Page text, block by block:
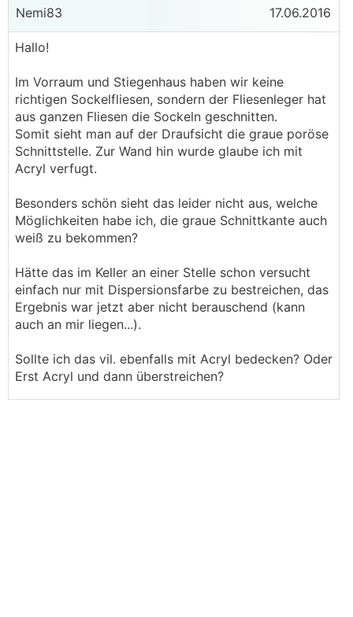
Nemi83 17.06.2016
Hallo!
Im Vorraum und Stiegenhaus haben wir keine
richtigen Sockelfliesen, sondern der Fliesenleger hat
aus ganzen Fliesen die Sockeln geschnitten.
Somit sieht man auf der Draufsicht die graue poröse
Schnittstelle. Zur Wand hin wurde glaube ich mit
Acryl verfugt.
Besonders schön sieht das leider nicht aus, welche
Möglichkeiten habe ich, die graue Schnittkante auch
weiß zu bekommen?
Hätte das im Keller an einer Stelle schon versucht
einfach nur mit Dispersionsfarbe zu bestreichen, das
Ergebnis war jetzt aber nicht berauschend (kann
auch an mir liegen...).
Sollte ich das vil. ebenfalls mit Acryl bedecken? Oder
Erst Acryl und dann überstreichen?